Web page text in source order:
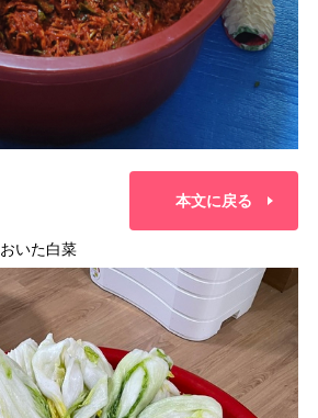
本文に戻る
いた白菜